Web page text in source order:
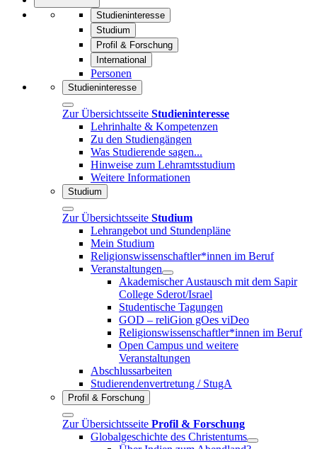
Studieninteresse
Studium
Profil & Forschung
International
Personen
Studieninteresse
Zur Übersichtsseite Studieninteresse
Lehrinhalte & Kompetenzen
Zu den Studiengängen
Was Studierende sagen...
Hinweise zum Lehramtsstudium
Weitere Informationen
Studium
Zur Übersichtsseite Studium
Lehrangebot und Stundenpläne
Mein Studium
Religionswissenschaftler*innen im Beruf
Veranstaltungen
Akademischer Austausch mit dem Sapir
College Sderot/Israel
Studentische Tagungen
GOD – reliGion gOes viDeo
Religionswissenschaftler*innen im Beruf
Open Campus und weitere
Veranstaltungen
Abschlussarbeiten
Studierendenvertretung / StugA
Profil & Forschung
Zur Übersichtsseite Profil & Forschung
Globalgeschichte des Christentums